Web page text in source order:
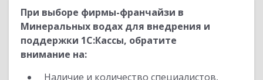
При выборе фирмы-франчайзи в
Минеральных водах для внедрения и
поддержки 1С:Кассы, обратите
внимание на:
Наличие и количество специалистов,